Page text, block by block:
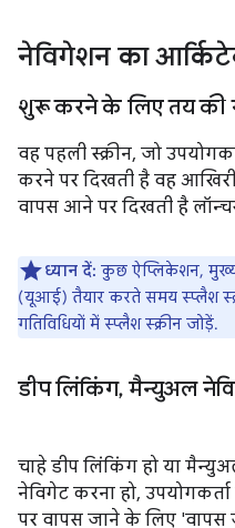
नेविगेशन का
शुरू करने के लिए तय की
वह पहली स्क्रीन, जो
करने पर दिखती है वह आखिरी
वापस आने पर दिखती है
ध्यान दें: कुछ ऐप्लिकेशन,
(यूआई) तैयार करते समय स्प्लैश
गतिविधियों में स्प्लैश स्क्रीन जोड़ें.
डीप लिंकिंग, मैन्युअल
चाहे डीप लिंकिंग हो या
नेविगेट करना हो,
पर वापस जाने के लिए